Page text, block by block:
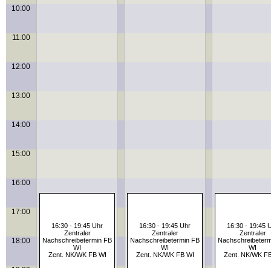
10:00
11:00
12:00
13:00
14:00
15:00
16:00
16:30 - 19:45 Uhr
Zentraler
Nachschreibetermin FB
WI
Zent. NK/WK FB WI
16:30 - 19:45 Uhr
Zentraler
Nachschreibetermin FB
WI
Zent. NK/WK FB WI
16:30 - 19:45
Zentraler
WI
Zent. NK/WK
17:00
18:00